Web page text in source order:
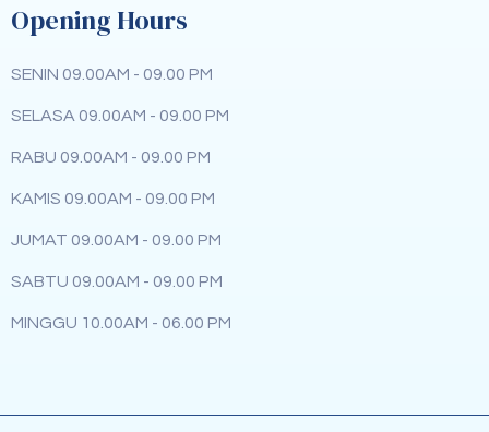
Opening Hours
SENIN 09.00AM - 09.00 PM
SELASA 09.00AM - 09.00 PM
RABU 09.00AM - 09.00 PM
KAMIS 09.00AM - 09.00 PM
JUMAT 09.00AM - 09.00 PM
SABTU 09.00AM - 09.00 PM
MINGGU 10.00AM - 06.00 PM